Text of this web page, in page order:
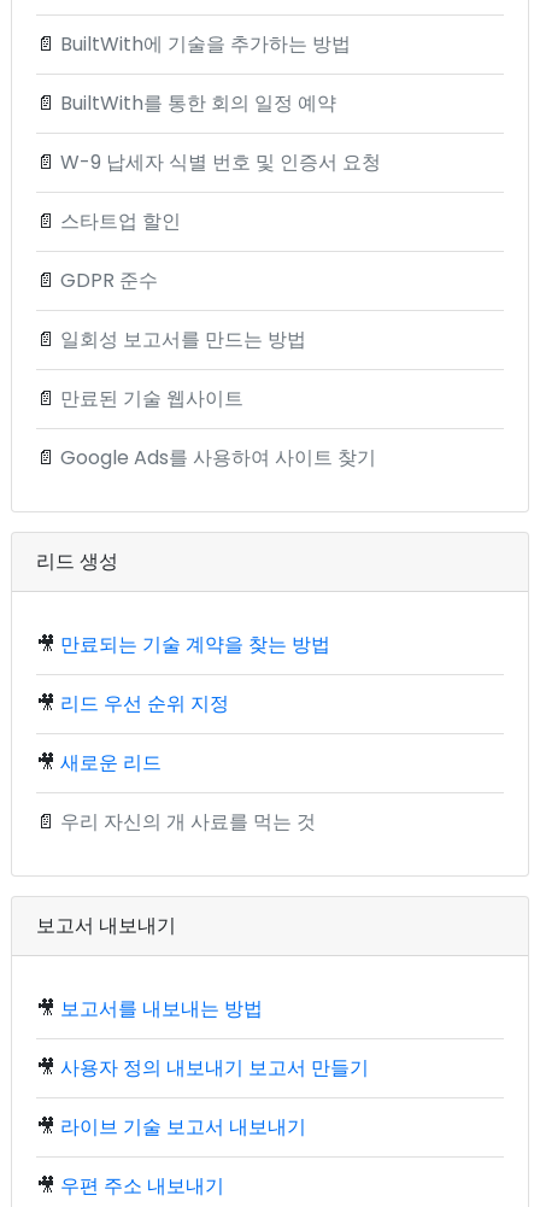
📄 BuiltWith에 기술을 추가하는 방법
📄 BuiltWith를 통한 회의 일정 예약
📄 W-9 납세자 식별 번호 및 인증서 요청
📄 스타트업 할인
📄 GDPR 준수
📄 일회성 보고서를 만드는 방법
📄 만료된 기술 웹사이트
📄 Google Ads를 사용하여 사이트 찾기
리드 생성
🎥 만료되는 기술 계약을 찾는 방법
🎥 리드 우선 순위 지정
🎥 새로운 리드
📄 우리 자신의 개 사료를 먹는 것
보고서 내보내기
🎥 보고서를 내보내는 방법
🎥 사용자 정의 내보내기 보고서 만들기
🎥 라이브 기술 보고서 내보내기
🎥 우편 주소 내보내기